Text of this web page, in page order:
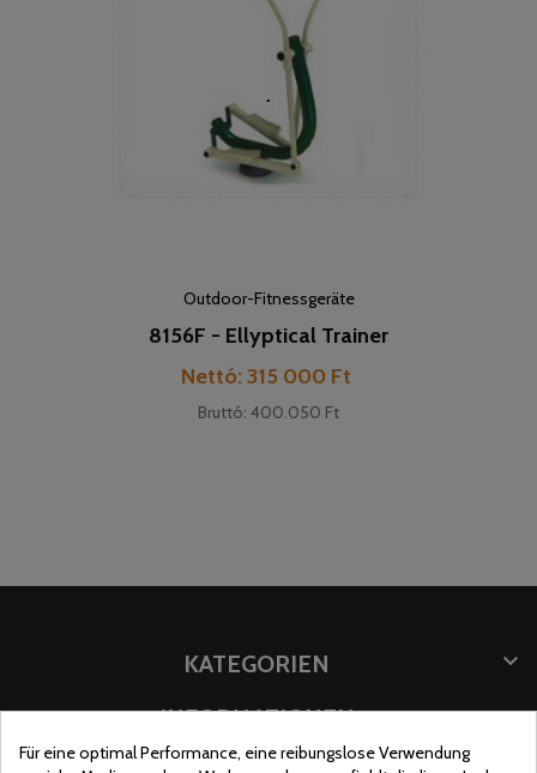
Outdoor-Fitnessgeräte
8156F - Ellyptical Trainer
Preis
Nettó: 315 000 Ft
Bruttó: 400.050 Ft
KATEGORIEN

INFORMATIONEN

Für eine optimal Performance, eine reibungslose Verwendung